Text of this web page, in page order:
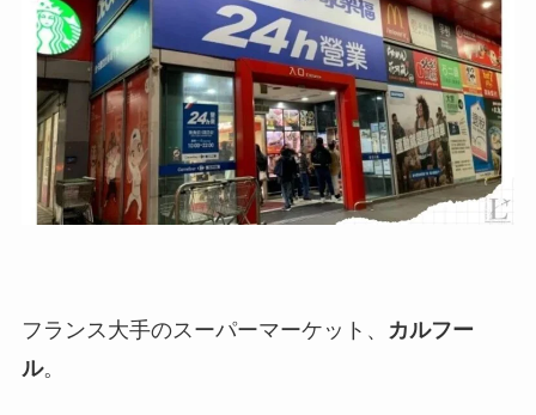
フランス大手のスーパーマーケット、
カルフー
ル。